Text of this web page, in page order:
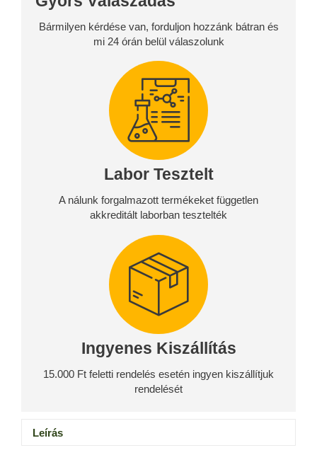
Bármilyen kérdése van, forduljon hozzánk bátran és
mi 24 órán belül válaszolunk
Labor Tesztelt
A nálunk forgalmazott termékeket független
akkreditált laborban tesztelték
Ingyenes Kiszállítás
15.000 Ft feletti rendelés esetén ingyen kiszállítjuk
rendelését
Leírás